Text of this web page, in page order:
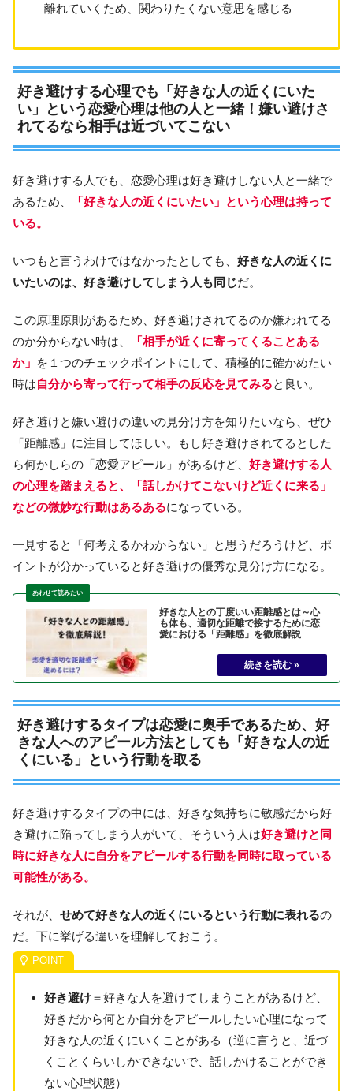
離れていくため、関わりたくない意思を感じる
好き避けする心理でも「好きな人の近くにいた
い」という恋愛心理は他の人と一緒！嫌い避けさ
れてるなら相手は近づいてこない
好き避けする人でも、恋愛心理は好き避けしない人と一緒で
あるため、
「好きな人の近くにいたい」という心理は持って
いる。
いつもと言うわけではなかったとしても、 好きな人の近くに
いたいのは、好き避けしてしまう人も同じだ。
この原理原則があるため、好き避けされてるのか嫌われてる
のか分からない時は、
「相手が近くに寄ってくることある
か」 を１つのチェックポイントにして、積極的に確かめたい
時は自分から寄って行って相手の反応を見てみると良い。
好き避けと嫌い避けの違いの見分け方を知りたいなら、ぜひ
「距離感」に注目してほしい。もし好き避けされてるとした
ら何かしらの「恋愛アピール」があるけど、 好き避けする人
の心理を踏まえると、「話しかけてこないけど近くに来る」
などの微妙な行動はあるあるになっている。
一見すると「何考えるかわからない」と思うだろうけど、ポ
イントが分かっていると好き避けの優秀な見分け方になる。
好きな人との丁度いい距離感とは～心
も体も、適切な距離で接するために恋
愛における「距離感」を徹底解説
好き避けするタイプは恋愛に奥手であるため、好
きな人へのアピール方法としても「好きな人の近
くにいる」という行動を取る
好き避けするタイプの中には、好きな気持ちに敏感だから好
き避けに陥ってしまう人がいて、そういう人は好き避けと同
時に好きな人に自分をアピールする行動を同時に取っている
可能性がある。
それが、 せめて好きな人の近くにいるという行動に表れるの
だ。下に挙げる違いを理解しておこう。
好き避け＝好きな人を避けてしまうことがあるけど、
好きだから何とか自分をアピールしたい心理になって
好きな人の近くにいくことがある（逆に言うと、近づ
くことくらいしかできないで、話しかけることができ
ない心理状態）